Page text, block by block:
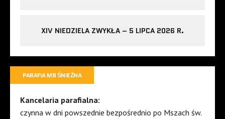
XIV NIEDZIELA ZWYKŁA – 5 LIPCA 2026 R.
PARAFIA MB ŚNIEŻNA
Kancelaria parafialna:
czynna w dni powszednie bezpośrednio po Mszach św.